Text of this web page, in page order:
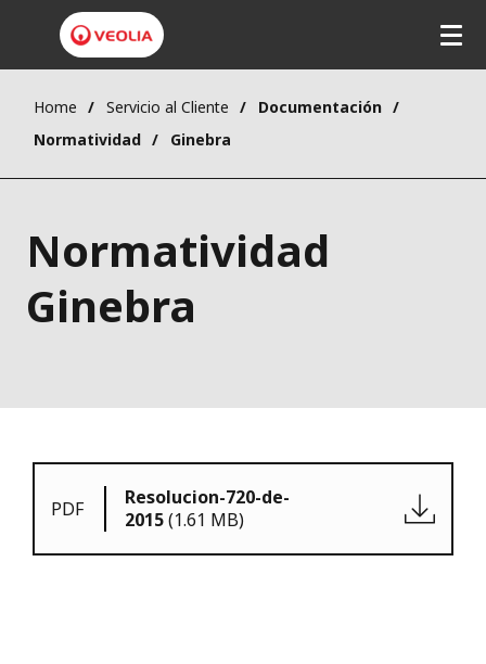
Home Servicio al Cliente
Documentación
Normatividad
Ginebra
Normatividad
Ginebra
PDF
Resolucion-720-de-
2015(1.61 MB)